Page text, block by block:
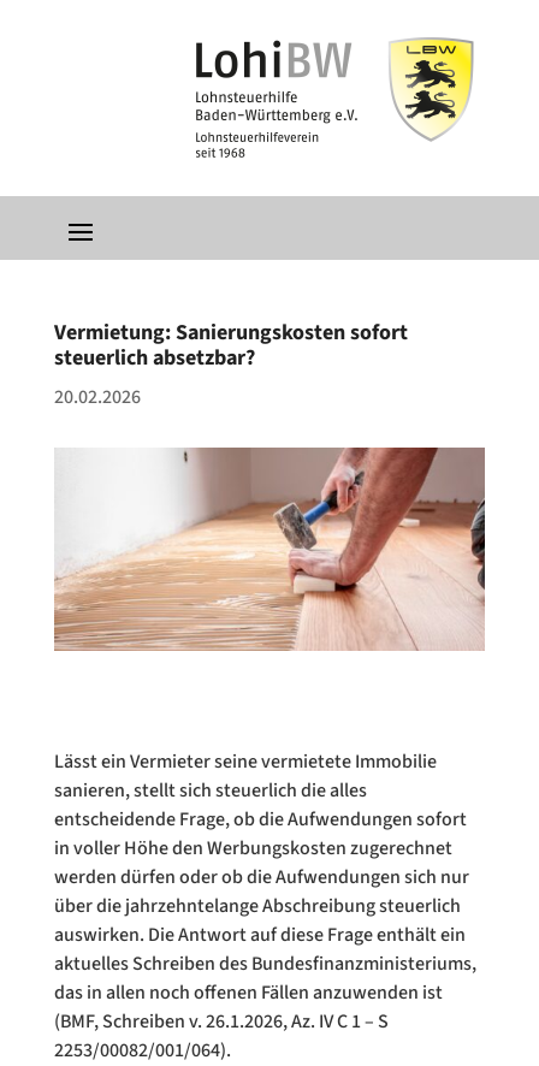
Vermietung: Sanierungskosten sofort
steuerlich absetzbar?
20.02.2026
Lässt ein Vermieter seine vermietete Immobilie
sanieren, stellt sich steuerlich die alles
entscheidende Frage, ob die Aufwendungen sofort
in voller Höhe den Werbungskosten zugerechnet
werden dürfen oder ob die Aufwendungen sich nur
über die jahrzehntelange Abschreibung steuerlich
auswirken. Die Antwort auf diese Frage enthält ein
aktuelles Schreiben des Bundesfinanzministeriums,
das in allen noch offenen Fällen anzuwenden ist
(BMF, Schreiben v. 26.1.2026, Az. IV C 1 – S
2253/00082/001/064).